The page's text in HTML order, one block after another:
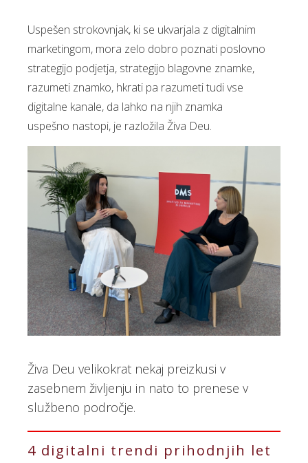
Uspešen strokovnjak, ki se ukvarjala z digitalnim
marketingom, mora zelo dobro poznati poslovno
strategijo podjetja, strategijo blagovne znamke,
razumeti znamko, hkrati pa razumeti tudi vse
digitalne kanale, da lahko na njih znamka
uspešno nastopi, je razložila Živa Deu.
Živa Deu velikokrat nekaj preizkusi v
zasebnem življenju in nato to prenese v
službeno področje.
4 digitalni trendi prihodnjih let